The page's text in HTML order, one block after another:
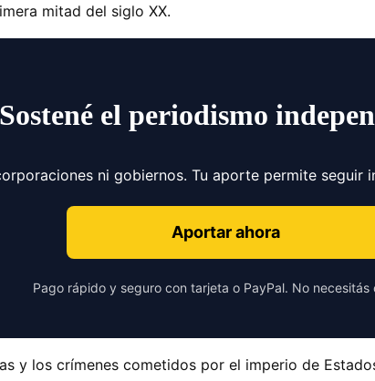
mitad del siglo XX.
Sostené el periodismo
ni gobiernos. Tu aporte permite seguir
Aportar ahora
Pago rápido y seguro con tarjeta o PayPal. No necesitás
y los crímenes cometidos por el imperio de